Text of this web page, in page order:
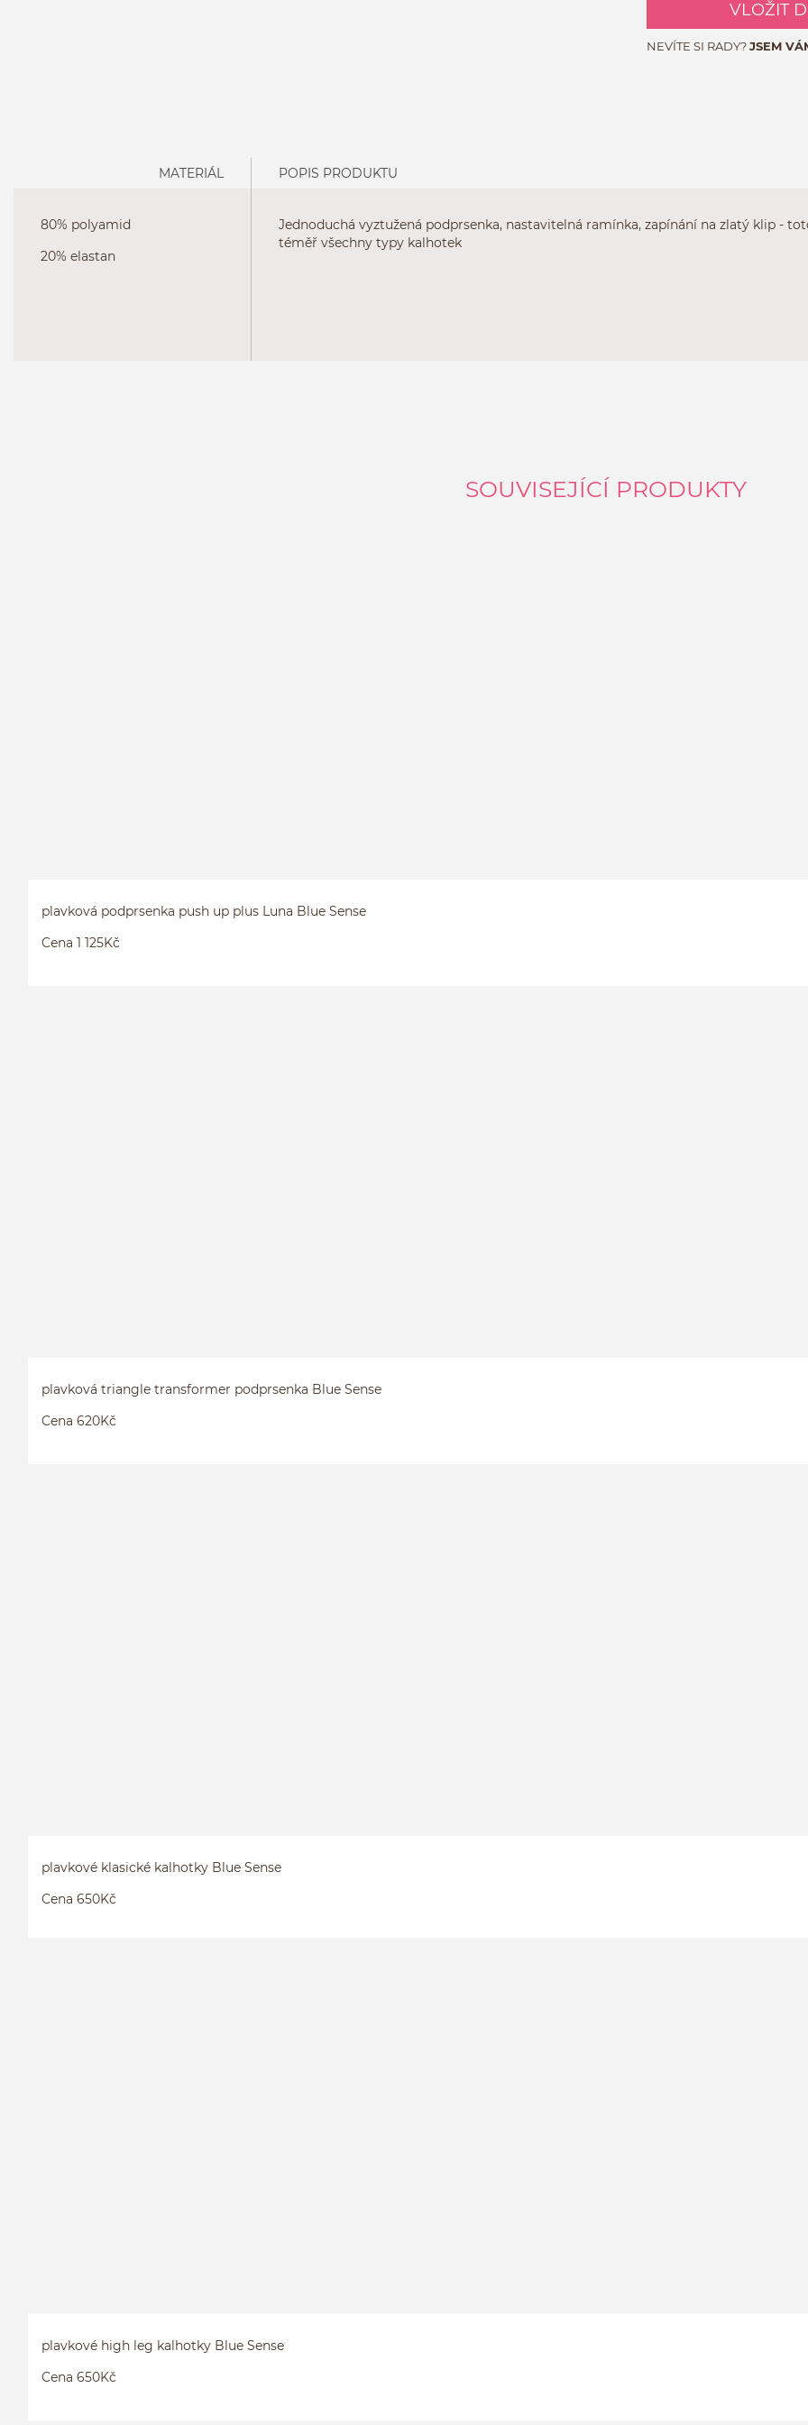
VLOŽIT
NEVÍTE SI RADY?JSEM
MATERIÁL
80% polyamid
20% elastan
POPIS PRODUKTU
Jednoduchá vyztužená podprsenka, nastavitelná ramínka, zapínání na zlatý klip -
téměř všechny typy kalhotek
SOUVISEJÍCÍ PRODUKTY
plavková podprsenka push up plus Luna Blue Sense
Cena 1 125Kč
plavková triangle transformer podprsenka Blue Sense
Cena 620Kč
plavkové klasické kalhotky Blue Sense
Cena 650Kč
plavkové high leg kalhotky Blue Sense
Cena 650Kč